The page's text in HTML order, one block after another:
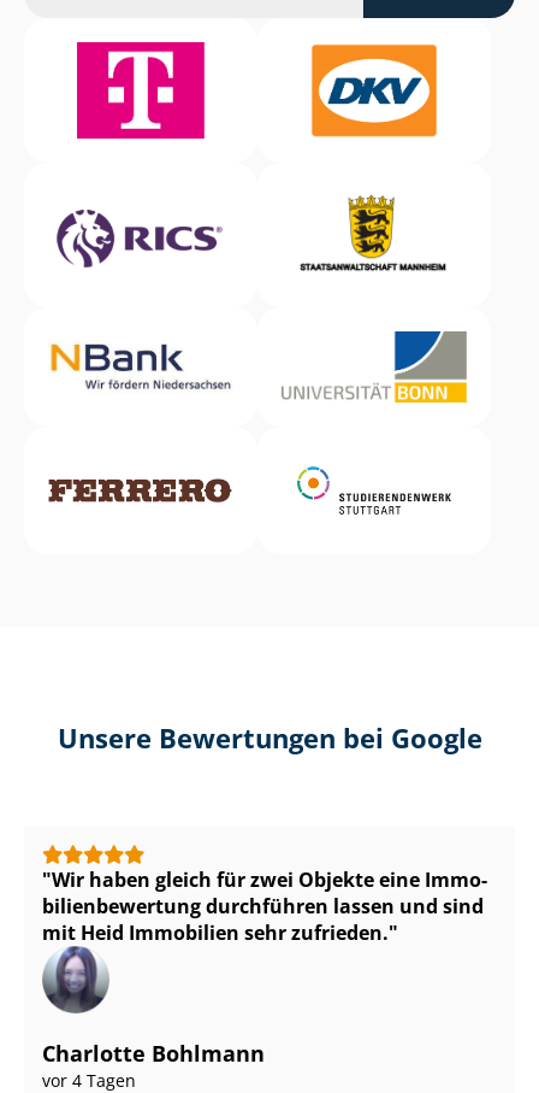
Unsere Bewertungen bei Google
Wir haben gleich für zwei Objekte eine Im­mo­
bi­li­en­be­wer­tung durchführen lassen und sind
mit Heid Immobilien sehr zufrieden.
Charlotte Bohlmann
vor 4 Tagen